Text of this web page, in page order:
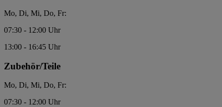
Mo, Di, Mi, Do, Fr:
07:30 - 12:00 Uhr
13:00 - 16:45 Uhr
Zubehör/Teile
Mo, Di, Mi, Do, Fr:
07:30 - 12:00 Uhr